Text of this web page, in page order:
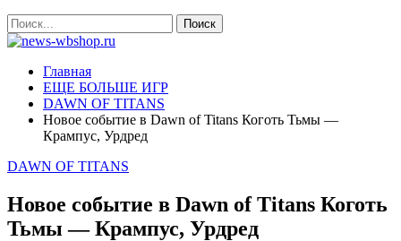
Главная
ЕЩЕ БОЛЬШЕ ИГР
DAWN OF TITANS
Новое событие в Dawn of Titans Коготь Тьмы —
Крампус, Урдред
DAWN OF TITANS
Новое событие в Dawn of Titans Коготь
Тьмы — Крампус, Урдред